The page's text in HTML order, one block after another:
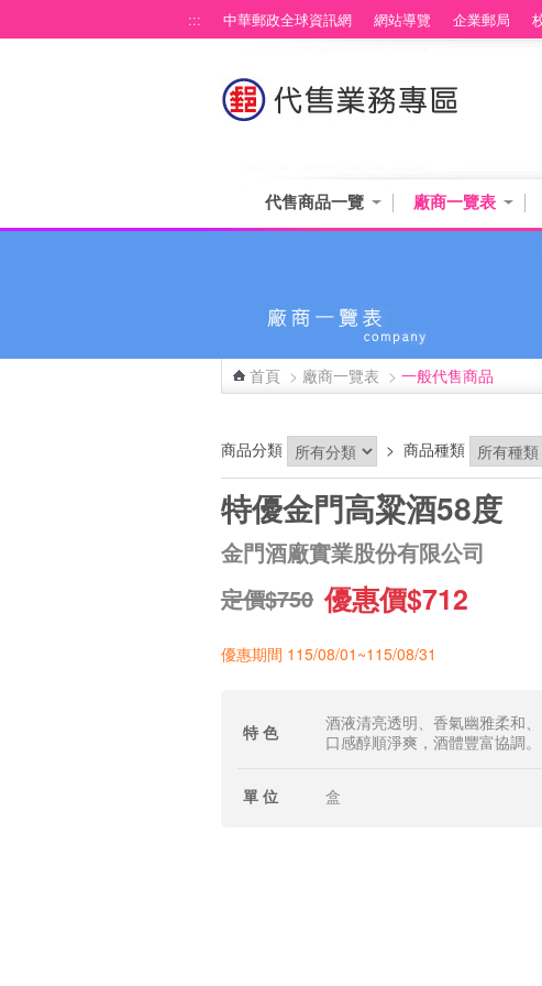
::: 中華郵政全球資訊網 網站導覽 企業郵局
代售商品一覽 廠商一覽表
首頁 > 廠商一覽表 > 一般代售商品
商品分類 > 商品種類
特優金門高粱酒58度
金門酒廠實業股份有限公司
定價$750 優惠價$712
優惠期間 115/08/01~115/08/31
特 色
酒液清亮透明、香氣幽雅柔和、
口感醇順淨爽，酒體豐富協調。
單 位 盒